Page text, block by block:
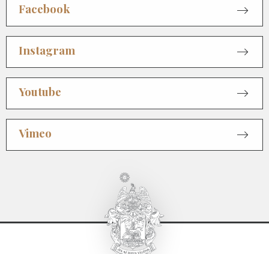
Facebook
Instagram
Youtube
Vimeo